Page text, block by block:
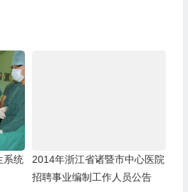
系统
2014年浙江省诸暨市中心医院
招聘事业编制工作人员公告